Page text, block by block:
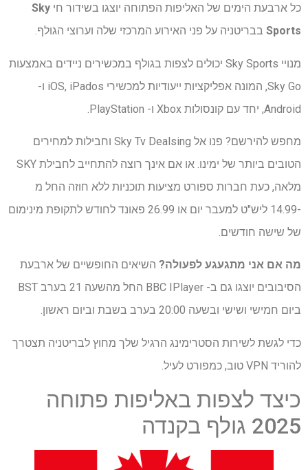
כל ארבעת הימים של האליפות הפתוחה יוצגו בשידור חי Sky
Sports בבריטניה על פני האירוע המרכזי שלה וערוצי הגולף.
מנויי Sky Sports יכולים לצפות בגולף במכשירים ניידים באמצעות
Sky Go, המונה אפליקציות ייעודיות למכשירי iOS, iPados ו-
Android, יחד עם קונסולות Xbox ו- PlayStation.
מחפש להירשם? פנו אל Sky Tv Dealsing וחבילות למחירים
הטובים ביותר של ימינו. או אם אינך רוצה להתחייב לחבילת SKY
מלאה, כעת חברות ספורט מציעות תוכניות ללא חוזה החל מ
-14.99 ליש"ט למעבר יום או 26.99 פאונד לחודש לתקופת מינימום
של שישה חודשים.
מה אם אני מתגעגע לפעולה? השיאים החופשיים של ארבעת
הסיבובים יוצגו גם ב- BBC IPlayer החל מהשעה 21 בערב BST
ביום חמישי ושישי ובשעה 20:00 בערב בשבת וביום ראשון.
כדי לגשת לשירות הסטרימינג הרגיל שלך מחוץ לבריטניה תצטרך
להוריד VPN טוב, כמפורט לעיל.
כיצד לצפות באליפות פתוחה
2025 גולף בקנדה